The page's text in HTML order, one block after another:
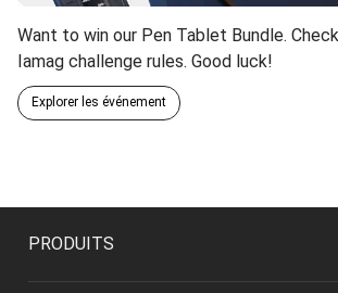
Want to win our Pen Tablet Bundle.
Iamag challenge rules. Good luck!
Explorer les événement
PRODUITS